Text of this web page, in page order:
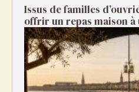
Issus de familles
offrir un repas maison